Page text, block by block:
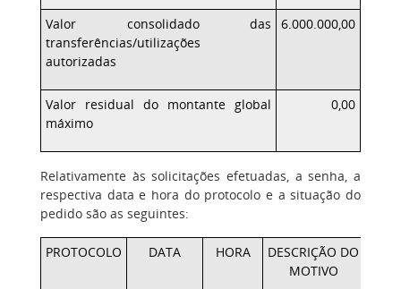
Valor consolidado das
transferências/utilizações
autorizadas
6.000.000,00
Valor residual do montante global
máximo
0,00
Relativamente às solicitações efetuadas, a senha, a
respectiva data e hora do protocolo e a situação do
pedido são as seguintes:
PROTOCOLO DATA HORA
DESCRIÇÃO DO
MOTIVO